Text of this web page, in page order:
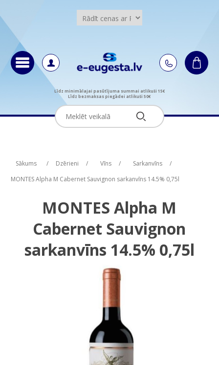
Līdz minimālajai pasūtījuma summai atlikuši 15€
Līdz bezmaksas piegādei atlikuši 50€
Sākums / Dzērieni / Vīns / Sarkanvīns
/
MONTES Alpha M Cabernet Sauvignon sarkanvīns 14.5% 0,75l
MONTES Alpha M
Cabernet Sauvignon
sarkanvīns 14.5% 0,75l